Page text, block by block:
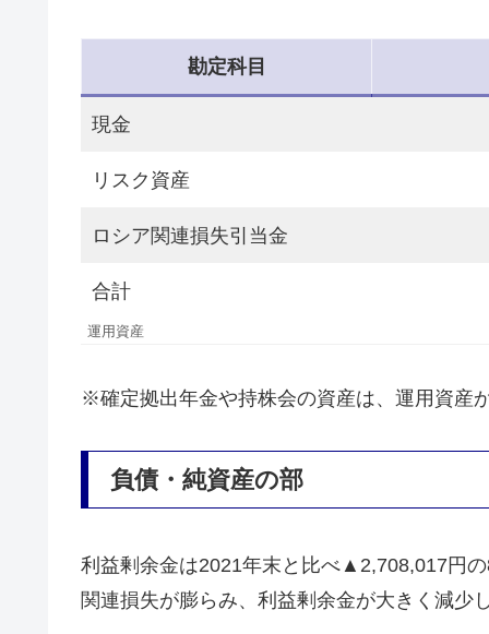
勘定科目
現金
リスク資産
ロシア関連損失引当金
合計
運用資産
※確定拠出年金や持株会の資産は、運用資産
負債・純資産の部
利益剰余金は2021年末と比べ▲2,708,017円
関連損失が膨らみ、利益剰余金が大きく減少